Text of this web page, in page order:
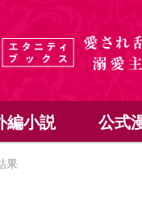
編小説 公式
果